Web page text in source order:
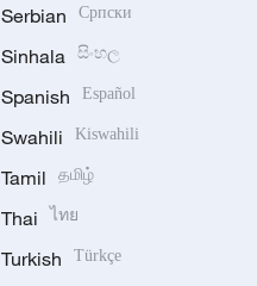
Serbian Српски
Sinhala සිංහල
Spanish Español
Swahili Kiswahili
Tamil தமிழ்
Thai ไทย
Turkish Türkçe